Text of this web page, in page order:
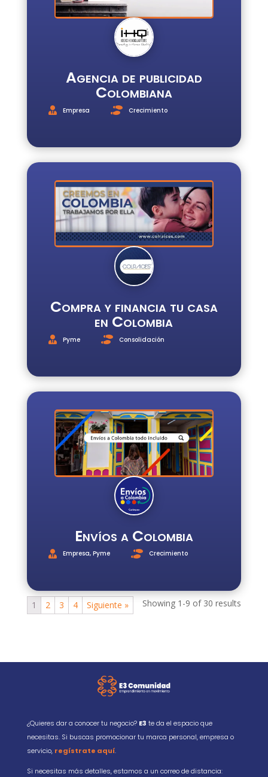
Agencia de publicidad
Colombiana
Empresa Crecimiento
Compra y financia tu casa
en Colombia
Pyme Consolidación
Envíos a Colombia
Empresa, Pyme Crecimiento
Showing 1-9 of 30 results
1 2 3 4 Siguiente »
¿Quieres dar a conocer tu negocio? E3 te da el espacio que
necesitas. Si buscas promocionar tu marca personal, empresa o
servicio, regístrate aquí.
Si necesitas más detalles, estamos a un correo de distancia: